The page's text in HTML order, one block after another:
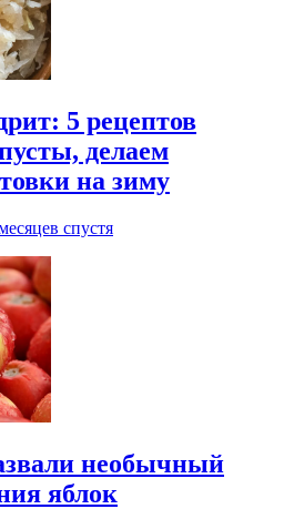
5 рецептов
делаем
на зиму
спустя
необычный
яблок